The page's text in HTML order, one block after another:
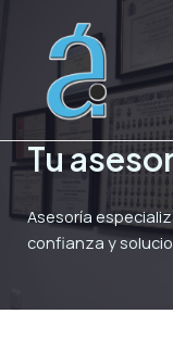
contenido
Tu
Asesoría
confianza y